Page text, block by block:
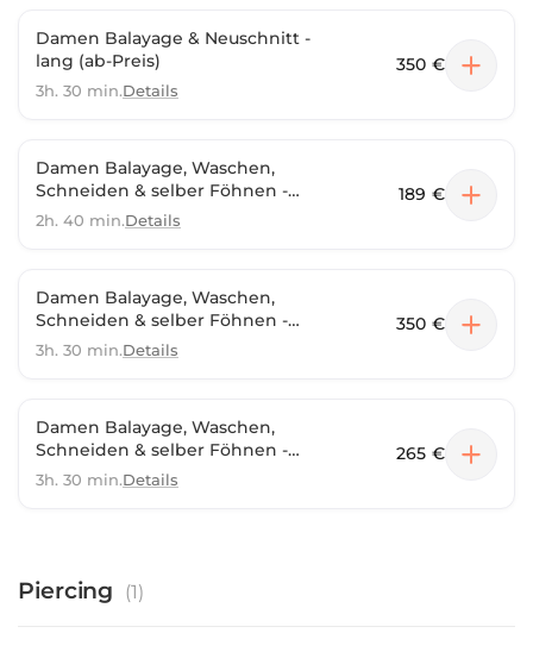
Damen Balayage & Neuschnitt -
lang (ab-Preis)
3h. 30 min.Details
350 €
Damen Balayage, Waschen,
Schneiden & selber Föhnen -
Kurz
2h. 40 min.Details
189 €
Damen Balayage, Waschen,
Schneiden & selber Föhnen -
Lang (ab-Preis)
3h. 30 min.Details
350 €
Damen Balayage, Waschen,
Schneiden & selber Föhnen -
Mittel
3h. 30 min.Details
265 €
Piercing (1)